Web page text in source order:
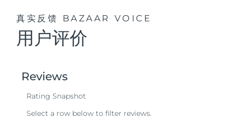
真实反馈 BAZAAR VOICE
用户评价